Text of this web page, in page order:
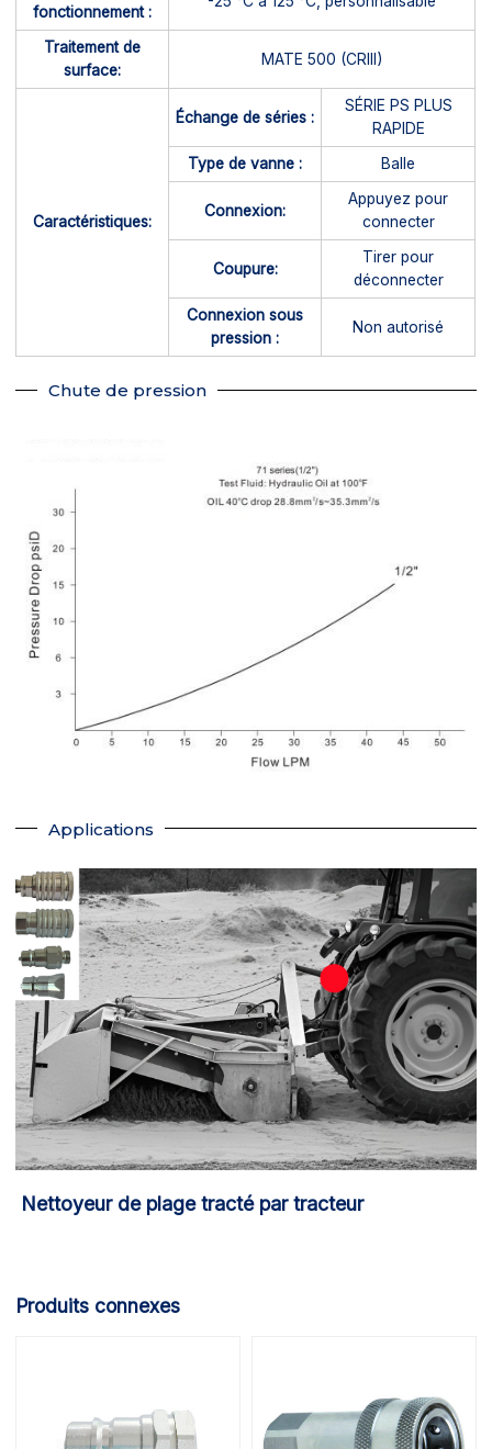
fonctionnement :
Traitement de
surface:
MATE 500 (CRIII)
Caractéristiques:
Échange de séries :
SÉRIE PS PLUS
RAPIDE
Type de vanne :
Balle
Connexion:
Appuyez pour
connecter
Coupure:
Tirer pour
déconnecter
Connexion sous
pression :
Non autorisé
Chute de pression
Applications
Nettoyeur de plage tracté par tracteur
Produits connexes